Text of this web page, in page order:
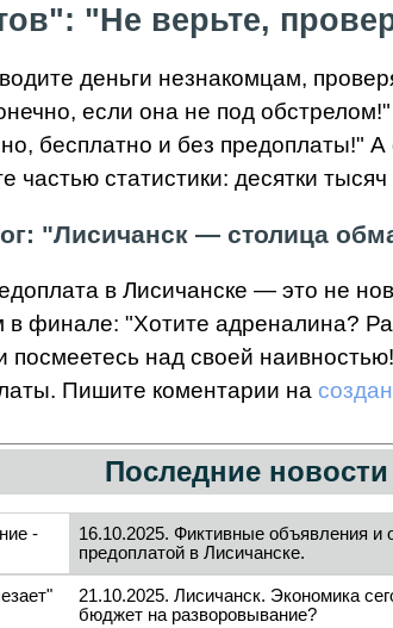
"Не верьте,
деньги незнакомцам,
если она не под
бесплатно и без предоплаты!"
статистики: десятки
"Лисичанск — столица
в Лисичанске — это не
финале: "Хотите адреналина?
посмеетесь над своей
Пишите коментарии на
Последние
-
16.10.2025. Фиктивные объявления и
предоплатой в Лисичанске.
21.10.2025. Лисичанск. Экономика
бюджет на разворовывание?